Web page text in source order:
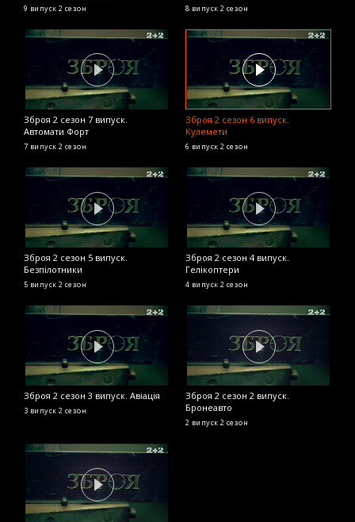
9 випуск 2 сезон 8 випуск 2 сезон
Зброя 2 сезон 7 випуск.
Автомати Форт
7 випуск 2 сезон
Зброя 2 сезон 6 випуск.
Кулемети
6 випуск 2 сезон
Зброя 2 сезон 5 випуск.
Безпілотники
5 випуск 2 сезон
Зброя 2 сезон 4 випуск.
Гелікоптери
4 випуск 2 сезон
Зброя 2 сезон 3 випуск. Авіація
3 випуск 2 сезон
Зброя 2 сезон 2 випуск.
Бронеавто
2 випуск 2 сезон